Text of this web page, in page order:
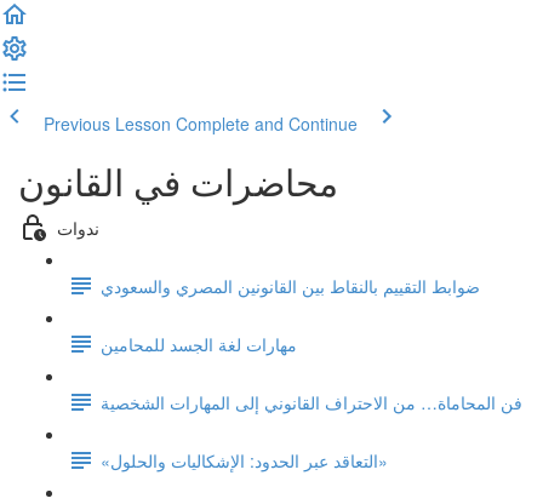
Previous Lesson Complete and Continue
محاضرات في القانون
ندوات
ضوابط التقييم بالنقاط بين القانونين المصري والسعودي
مهارات لغة الجسد للمحامين
فن المحاماة… من الاحتراف القانوني إلى المهارات الشخصية
«التعاقد عبر الحدود: الإشكاليات والحلول»